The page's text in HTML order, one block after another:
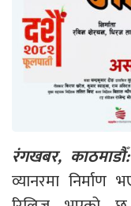
रंगखबर, काठमाडौँ:
व्यानरमा